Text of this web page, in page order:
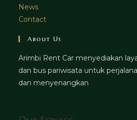
News
Contact
About Us
Arimbi Rent Car menyediakan
dan bus pariwisata untuk
dan menyenangkan